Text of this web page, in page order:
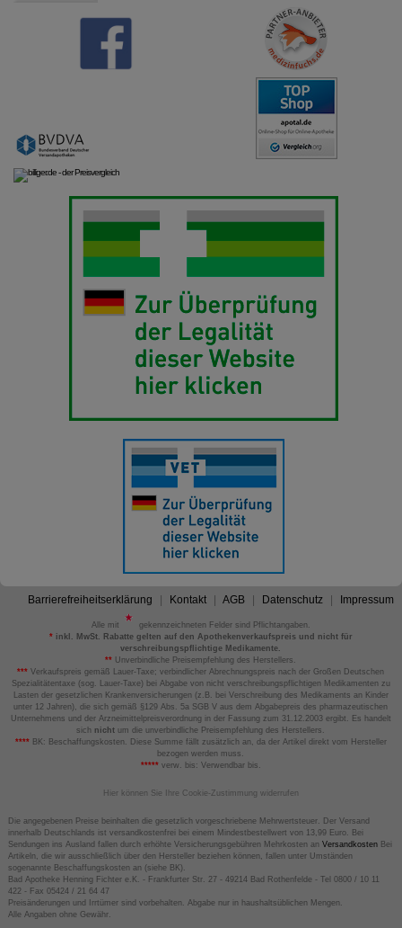
Barrierefreiheitserklärung Kontakt AGB Datenschutz Impressum
Alle mit
gekennzeichneten Felder sind Pflichtangaben.
*inkl. MwSt. Rabatte gelten auf den Apothekenverkaufspreis und nicht für
verschreibungspflichtige Medikamente.
** Unverbindliche Preisempfehlung des Herstellers.
*** Verkaufspreis gemäß Lauer-Taxe; verbindlicher Abrechnungspreis nach der Großen Deutschen
Spezialitätentaxe (sog. Lauer-Taxe) bei Abgabe von nicht verschreibungspflichtigen Medikamenten zu
Lasten der gesetzlichen Krankenversicherungen (z.B. bei Verschreibung des Medikaments an Kinder
unter 12 Jahren), die sich gemäß §129 Abs. 5a SGB V aus dem Abgabepreis des pharmazeutischen
Unternehmens und der Arzneimittelpreisverordnung in der Fassung zum 31.12.2003 ergibt. Es handelt
sich nicht um die unverbindliche Preisempfehlung des Herstellers.
****BK: Beschaffungskosten. Diese Summe fällt zusätzlich an, da der Artikel direkt vom Hersteller
bezogen werden muss.
*****verw. bis: Verwendbar bis.
Hier können Sie Ihre Cookie-Zustimmung widerrufen
Die angegebenen Preise beinhalten die gesetzlich vorgeschriebene Mehrwertsteuer. Der Versand
innerhalb Deutschlands ist versandkostenfrei bei einem Mindestbestellwert von 13,99 Euro. Bei
Sendungen ins Ausland fallen durch erhöhte Versicherungsgebühren Mehrkosten an VersandkostenBei
Artikeln, die wir ausschließlich über den Hersteller beziehen können, fallen unter Umständen
sogenannte Beschaffungskosten an (siehe BK).
Bad Apotheke Henning Fichter e.K. - Frankfurter Str. 27 - 49214 Bad Rothenfelde - Tel 0800 / 10 11
422 - Fax 05424 / 21 64 47
Preisänderungen und Irrtümer sind vorbehalten. Abgabe nur in haushaltsüblichen Mengen.
Alle Angaben ohne Gewähr.